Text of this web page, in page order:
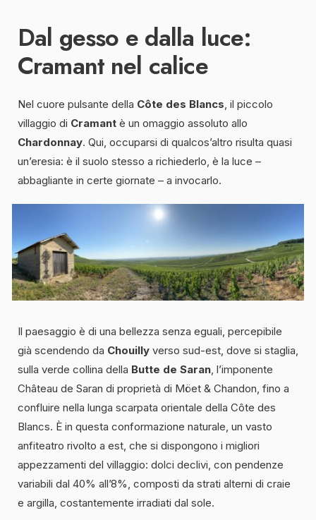
Dal gesso e dalla luce:
Cramant nel calice
Nel cuore pulsante della Côte des Blancs , il piccolo
villaggio di Cramant è un omaggio assoluto allo
Chardonnay. Qui, occuparsi di qualcos’altro risulta quasi
un’eresia: è il suolo stesso a richiederlo, è la luce –
abbagliante in certe giornate – a invocarlo.
Il paesaggio è di una bellezza senza eguali, percepibile
già scendendo da Chouilly verso sud-est, dove si staglia,
sulla verde collina della Butte de Saran , l’imponente
Château de Saran di proprietà di Möet & Chandon, fino a
confluire nella lunga scarpata orientale della Côte des
Blancs. È in questa conformazione naturale, un vasto
anfiteatro rivolto a est, che si dispongono i migliori
appezzamenti del villaggio: dolci declivi, con pendenze
variabili dal 40% all’8%, composti da strati alterni di craie
e argilla, costantemente irradiati dal sole.